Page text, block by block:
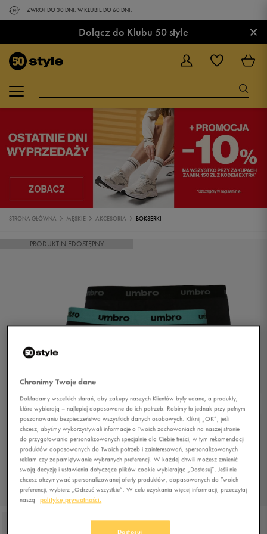
ZWROT DO 30 DNI. W KLUBIE DO 60 DNI.
Dołącz do Klubu 50 style ×
STRONA GŁÓWNA MĘSKIE AKCESORIA BOKSERKI
PRODUKT NIEDOSTĘPNY
1/4
Chronimy Twoje dane
Dokładamy wszelkich starań, aby zakupy naszych Klientów były udane, a produkty,
które wybierają – najlepiej dopasowane do ich potrzeb. Robimy to jednak przy pełnym
poszanowaniu bezpieczeństwa wszystkich danych osobowych. Kliknij „OK”, jeśli
chcesz, abyśmy wykorzystywali informacje o Twoich zachowaniach na naszej stronie
do przygotowania personalizowanych specjalnie dla Ciebie treści, w tym rekomendacji
produktów dopasowanych do Twoich potrzeb i zainteresowań, spersonalizowanych
reklam czy zapamiętywanie wybranych preferencji. W każdej chwili możesz zmienić
swoją decyzję i ustawienia dotyczące plików cookie wybierając „Dostosuj”. Jeśli nie
chcesz otrzymywać spersonalizowanej oferty produktów, dopasowanych do Twoich
preferencji, wybierz „Odrzuć wszystkie”. W celu uzyskania więcej informacji, przeczytaj
naszą
politykę prywatności.
Dostosuj